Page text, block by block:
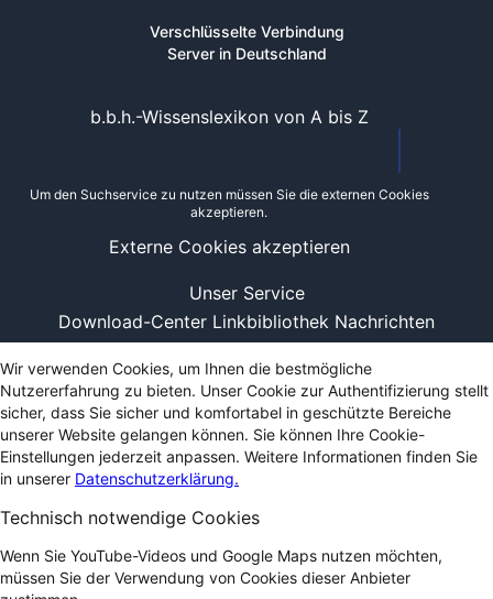
Verschlüsselte Verbindung
Server in Deutschland
Unser Service
Download-Center Linkbibliothek Nachrichten
b.b.h.-Wissenslexikon von A bis Z
Um den Suchservice zu nutzen müssen Sie die externen Cookies
akzeptieren.
Externe Cookies akzeptieren
Wir verwenden Cookies, um Ihnen die bestmögliche
Nutzererfahrung zu bieten. Unser Cookie zur Authentifizierung stellt
sicher, dass Sie sicher und komfortabel in geschützte Bereiche
unserer Website gelangen können. Sie können Ihre Cookie-
Einstellungen jederzeit anpassen. Weitere Informationen finden Sie
in unserer Datenschutzerklärung.
Technisch notwendige Cookies
Wenn Sie YouTube-Videos und Google Maps nutzen möchten,
müssen Sie der Verwendung von Cookies dieser Anbieter